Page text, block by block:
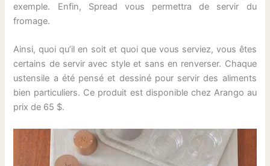
exemple. Enfin, Spread vous permettra de servir du
fromage.
Ainsi, quoi qu’il en soit et quoi que vous serviez, vous êtes
certains de servir avec style et sans en renverser. Chaque
ustensile a été pensé et dessiné pour servir des aliments
bien particuliers. Ce produit est disponible chez Arango au
prix de 65 $.